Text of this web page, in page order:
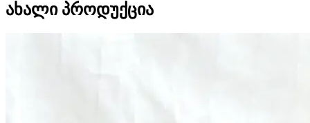
ახალი პროდუქცია